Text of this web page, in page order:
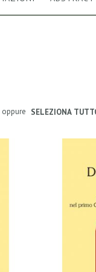
SELEZIONA